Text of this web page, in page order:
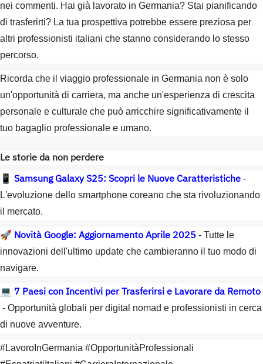
nei commenti. Hai già lavorato in Germania? Stai pianificando
di trasferirti? La tua prospettiva potrebbe essere preziosa per
altri professionisti italiani che stanno considerando lo stesso
percorso.
Ricorda che il viaggio professionale in Germania non è solo
un'opportunità di carriera, ma anche un'esperienza di crescita
personale e culturale che può arricchire significativamente il
tuo bagaglio professionale e umano.
Le storie da non perdere
📱 Samsung Galaxy S25: Scopri le Nuove Caratteristiche -
L'evoluzione dello smartphone coreano che sta rivoluzionando
il mercato.
🚀 Novità Google: Aggiornamento Aprile 2025 - Tutte le
innovazioni dell'ultimo update che cambieranno il tuo modo di
navigare.
💻 7 Paesi con Incentivi per Trasferirsi e Lavorare da Remoto
- Opportunità globali per digital nomad e professionisti in cerca
di nuove avventure.
#LavoroInGermania #OpportunitàProfessionali